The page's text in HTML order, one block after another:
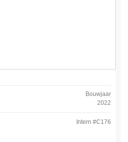
Bouwjaar
2022
Intern #C176